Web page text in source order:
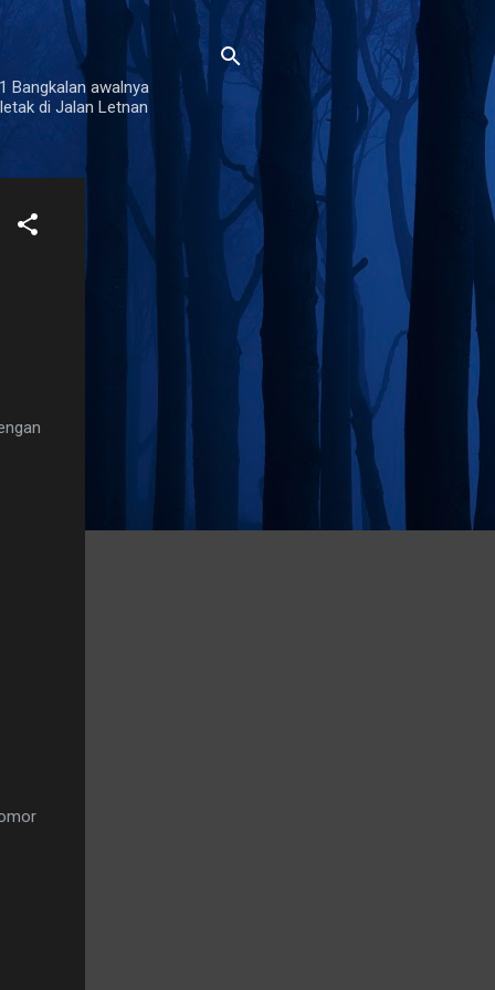
Bangkalan awalnya
di Jalan Letnan